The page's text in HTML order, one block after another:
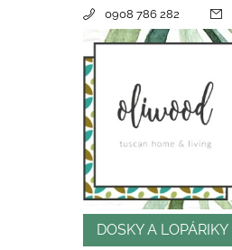
0908 786 282
DOSKY A LOPÁRIKY